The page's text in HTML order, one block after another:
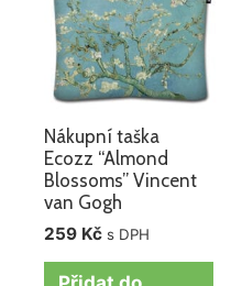
Nákupní taška
Ecozz “Almond
Blossoms” Vincent
van Gogh
259 Kč s DPH